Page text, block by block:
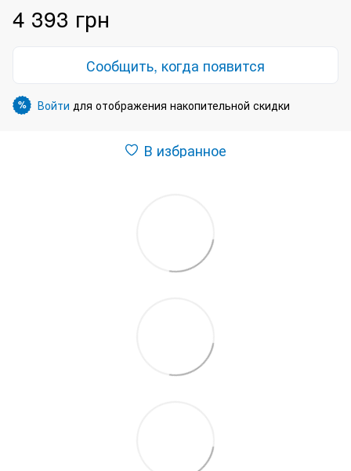
4 393 грн
Сообщить, когда появится
% Войти для отображения накопительной скидки
В избранное